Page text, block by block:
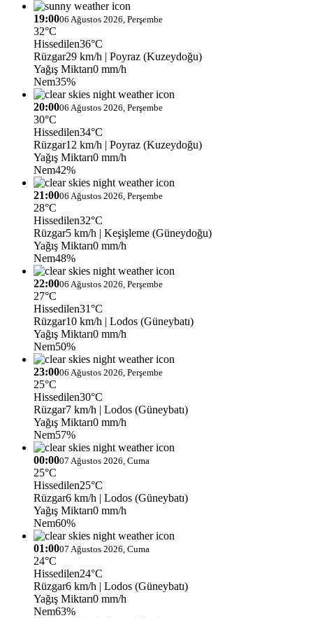
19:0006 Ağustos 2026, Perşembe
32°C
Hissedilen36°C
Rüzgar29 km/h | Poyraz (Kuzeydoğu)
Yağış Miktarı0 mm/h
Nem35%
20:0006 Ağustos 2026, Perşembe
30°C
Hissedilen34°C
Rüzgar12 km/h | Poyraz (Kuzeydoğu)
Yağış Miktarı0 mm/h
Nem42%
21:0006 Ağustos 2026, Perşembe
28°C
Hissedilen32°C
Rüzgar5 km/h | Keşişleme (Güneydoğu)
Yağış Miktarı0 mm/h
Nem48%
22:0006 Ağustos 2026, Perşembe
27°C
Hissedilen31°C
Rüzgar10 km/h | Lodos (Güneybatı)
Yağış Miktarı0 mm/h
Nem50%
23:0006 Ağustos 2026, Perşembe
25°C
Hissedilen30°C
Rüzgar7 km/h | Lodos (Güneybatı)
Yağış Miktarı0 mm/h
Nem57%
00:0007 Ağustos 2026, Cuma
25°C
Hissedilen25°C
Rüzgar6 km/h | Lodos (Güneybatı)
Yağış Miktarı0 mm/h
Nem60%
01:0007 Ağustos 2026, Cuma
24°C
Hissedilen24°C
Rüzgar6 km/h | Lodos (Güneybatı)
Yağış Miktarı0 mm/h
Nem63%